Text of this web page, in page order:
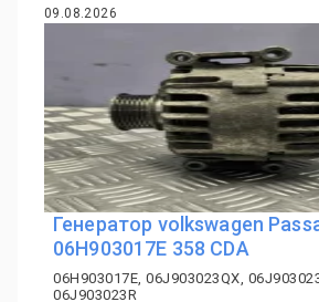
09.08.2026
Генератор volkswagen
06H903017E 358 CDA
06H903017E, 06J903023QX,
06J903023R